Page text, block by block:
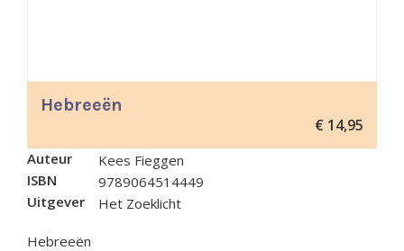
Hebreeën
€ 14,95
Auteur
Kees Fieggen
ISBN
9789064514449
Uitgever
Het Zoeklicht
Hebreeën